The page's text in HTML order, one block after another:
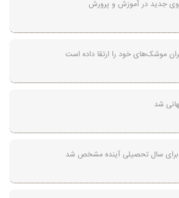
موشک‌های خود را ارتقا داده است
شد
برای سال تحصیلی آینده مشخص شد